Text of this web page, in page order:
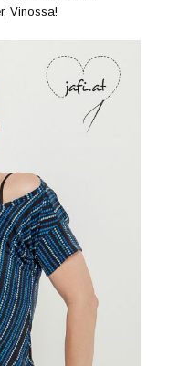
Vinossa!